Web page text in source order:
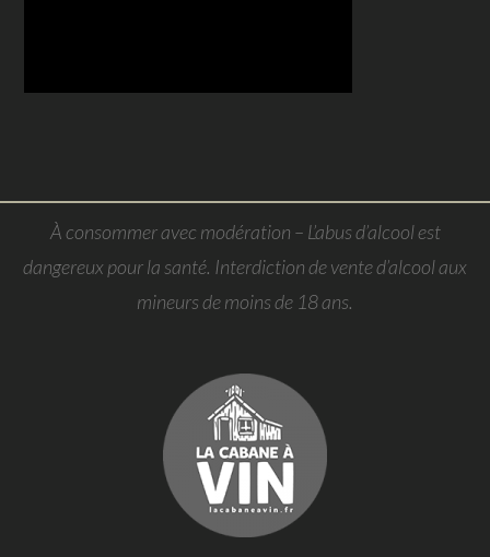
À consommer avec modération – L’abus d’alcool est
dangereux pour la santé. Interdiction de vente d’alcool aux
mineurs de moins de 18 ans.